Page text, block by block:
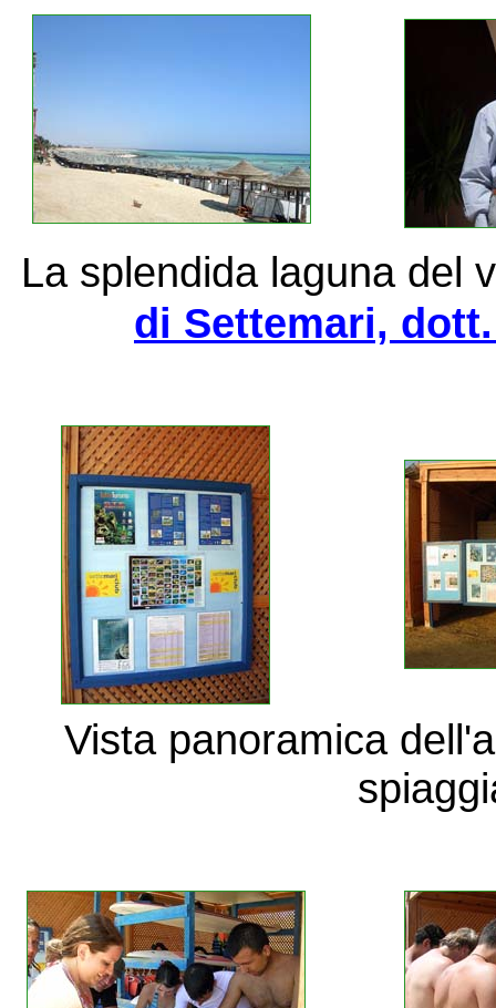
La splendida laguna del
di Settemari,
Vista panoramica